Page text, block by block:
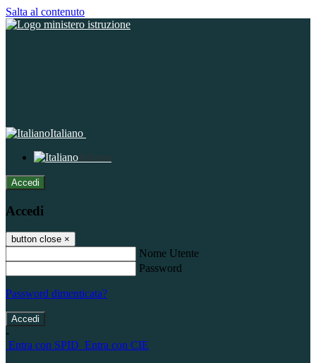
Salta al contenuto
Italiano
Italiano
Accedi
Accedi
button close ×
Nome Utente
Password
Password dimenticata?
-
Entra con SPID Entra con CIE